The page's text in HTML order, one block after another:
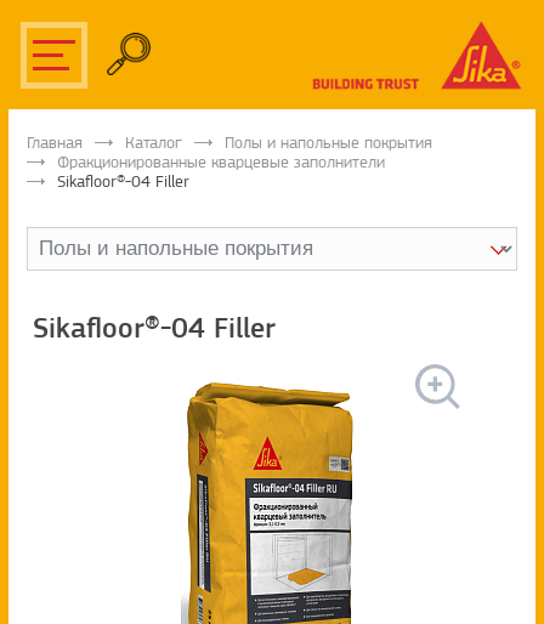
Главная Каталог
Полы и напольные покрытия
Фракционированные кварцевые заполнители
Sikafloor®-04 Filler
Sikafloor®-04 Filler